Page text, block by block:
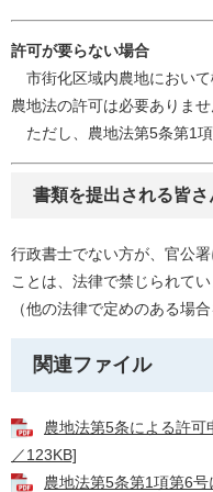
許可が要らない場合
市街化区域内農地におい
農地法の許可は必要ありませ
ただし、農地法第5条第1項
書類を提出される皆さ
行政書士でない方が、官公
ことは、法律で禁じられてい
（他の法律で定めのある場合
関連ファイル
農地法第5条による許
／123KB]
農地法第5条第1項第6